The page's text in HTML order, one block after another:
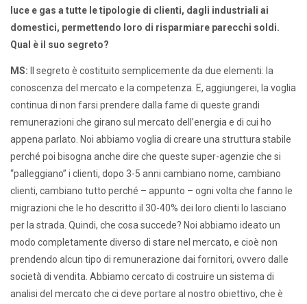
luce e gas a tutte le tipologie di clienti, dagli industriali ai
domestici, permettendo loro di risparmiare parecchi soldi.
Qual è il suo segreto?
MS: Il segreto è costituito semplicemente da due elementi: la
conoscenza del mercato e la competenza. E, aggiungerei, la voglia
continua di non farsi prendere dalla fame di queste grandi
remunerazioni che girano sul mercato dell’energia e di cui ho
appena parlato. Noi abbiamo voglia di creare una struttura stabile
perché poi bisogna anche dire che queste super-agenzie che si
“palleggiano” i clienti, dopo 3-5 anni cambiano nome, cambiano
clienti, cambiano tutto perché – appunto – ogni volta che fanno le
migrazioni che le ho descritto il 30-40% dei loro clienti lo lasciano
per la strada. Quindi, che cosa succede? Noi abbiamo ideato un
modo completamente diverso di stare nel mercato, e cioè non
prendendo alcun tipo di remunerazione dai fornitori, ovvero dalle
società di vendita. Abbiamo cercato di costruire un sistema di
analisi del mercato che ci deve portare al nostro obiettivo, che è